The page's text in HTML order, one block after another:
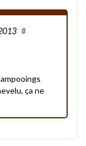
#
ça ne